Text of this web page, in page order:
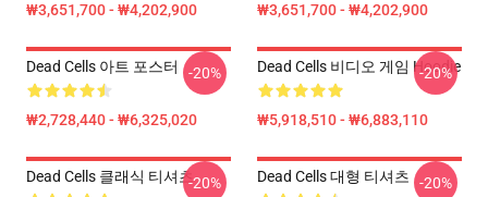
₩3,651,700 - ₩4,202,900 ₩3,651,700 - ₩4,202,900
Dead Cells 아트 포스터
₩2,728,440 - ₩6,325,020
-20% Dead Cells 비디오 게임 Hoodie
₩5,918,510 - ₩6,883,110
-20%
Dead Cells 클래식 티셔츠-20% Dead Cells 대형 티셔츠 -20%